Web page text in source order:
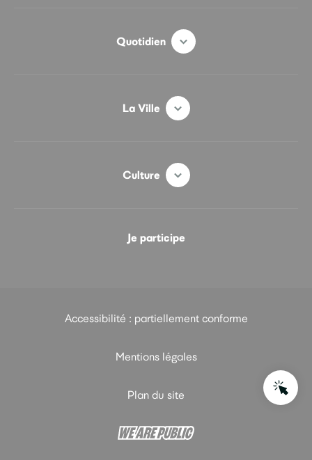
Quotidien
La Ville
Culture
Je participe
Accessibilité : partiellement conforme
Mentions légales
Plan du site